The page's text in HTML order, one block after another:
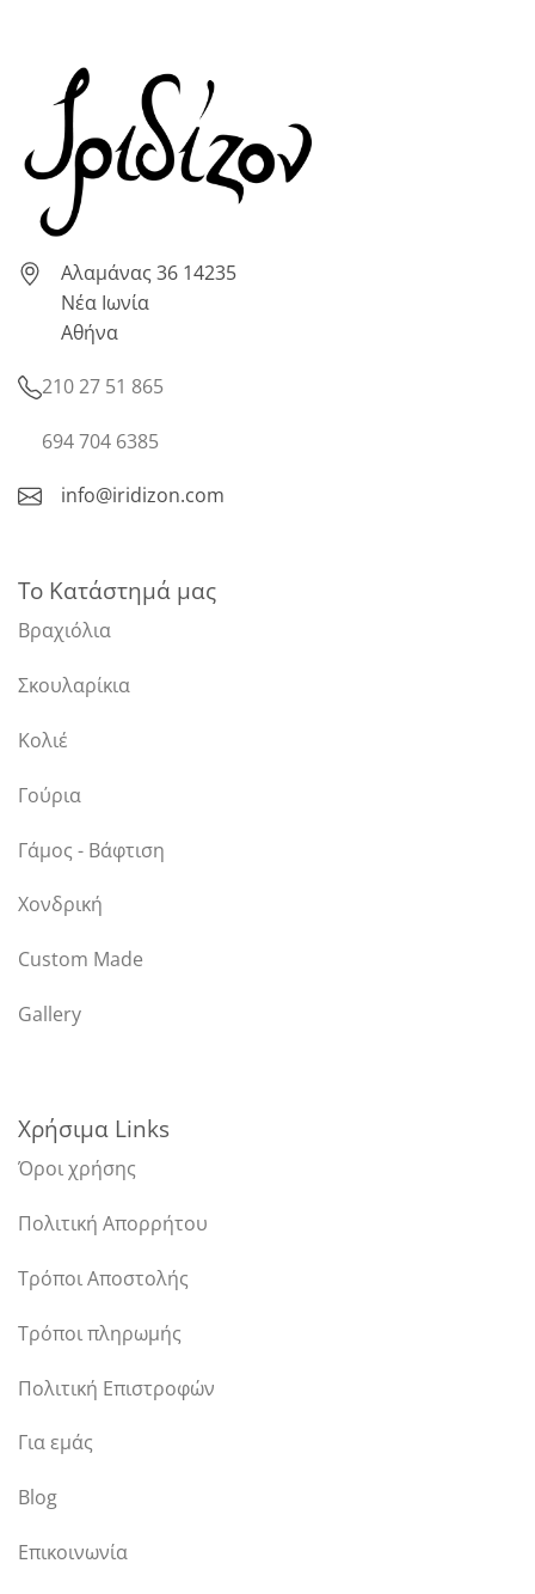
Αλαμάνας 36 14235
Νέα Ιωνία
Αθήνα
210 27 51 865
694 704 6385
info@iridizon.com
Το Κατάστημά μας
Βραχιόλια
Σκουλαρίκια
Κολιέ
Γούρια
Γάμος - Βάφτιση
Χονδρική
Custom Made
Gallery
Χρήσιμα Links
Όροι χρήσης
Πολιτική Απορρήτου
Τρόποι Αποστολής
Τρόποι πληρωμής
Πολιτική Επιστροφών
Για εμάς
Blog
Επικοινωνία